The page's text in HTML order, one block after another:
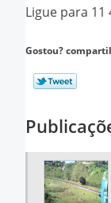
Ligue para 11
Gostou?